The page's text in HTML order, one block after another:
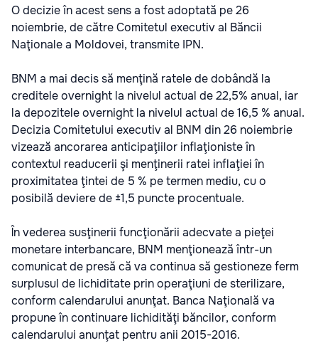
O decizie în acest sens a fost adoptată pe 26
noiembrie, de către Comitetul executiv al Băncii
Naţionale a Moldovei, transmite IPN.
BNM a mai decis să menţină ratele de dobândă la
creditele overnight la nivelul actual de 22,5% anual, iar
la depozitele overnight la nivelul actual de 16,5 % anual.
Decizia Comitetului executiv al BNM din 26 noiembrie
vizează ancorarea anticipaţiilor inflaţioniste în
contextul readucerii şi menţinerii ratei inflaţiei în
proximitatea ţintei de 5 % pe termen mediu, cu o
posibilă deviere de ±1,5 puncte procentuale.
În vederea susţinerii funcţionării adecvate a pieţei
monetare interbancare, BNM menţionează într-un
comunicat de presă că va continua să gestioneze ferm
surplusul de lichiditate prin operaţiuni de sterilizare,
conform calendarului anunţat. Banca Naţională va
propune în continuare lichidităţi băncilor, conform
calendarului anunţat pentru anii 2015-2016.